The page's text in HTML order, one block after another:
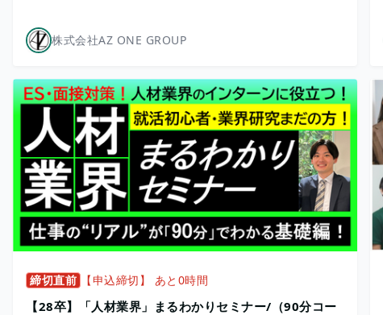
株式会社AZ ONE GROUP
締切直前 【申込締切】 あと0時間
【28卒】「人材業界」まるわかりセミナー/（90分コー